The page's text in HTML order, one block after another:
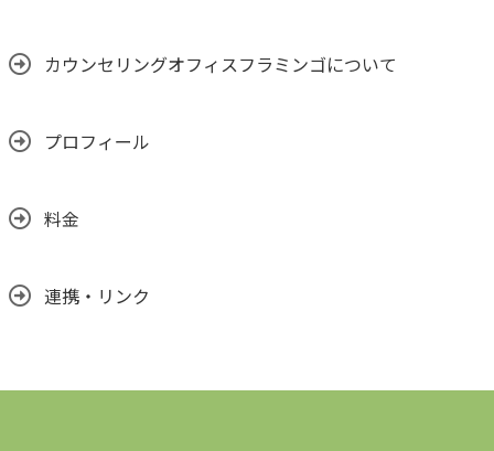
カウンセリングオフィスフラミンゴについて
プロフィール
料金
連携・リンク